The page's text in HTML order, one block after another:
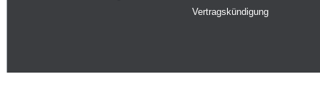
Vertragskündigung